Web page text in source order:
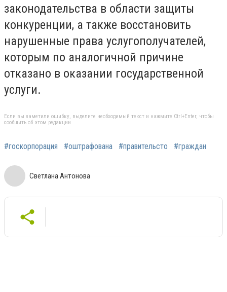
законодательства в области защиты
конкуренции, а также восстановить
нарушенные права услугополучателей,
которым по аналогичной причине
отказано в оказании государственной
услуги.
Если вы заметили ошибку, выделите необходимый текст и нажмите Ctrl+Enter, чтобы
сообщить об этом редакции
#госкорпорация #оштрафована #правительсто #граждан
Светлана Антонова